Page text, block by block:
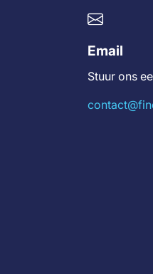
Email
Stuur ons